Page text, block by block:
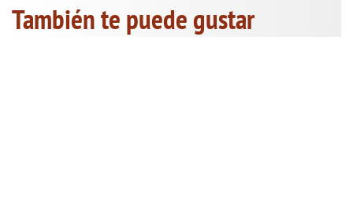
También te puede gustar